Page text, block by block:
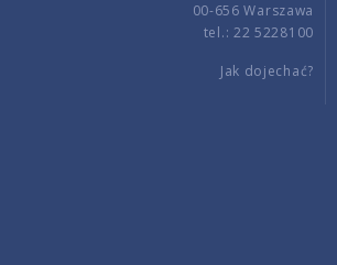
00-656 Warszawa
tel.: 22 5228100
Jak dojechać?